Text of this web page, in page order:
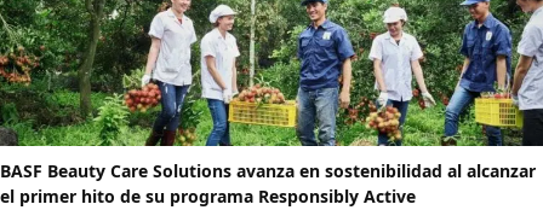
BASF Beauty Care Solutions avanza en sostenibilidad al alcanzar
el primer hito de su programa Responsibly Active